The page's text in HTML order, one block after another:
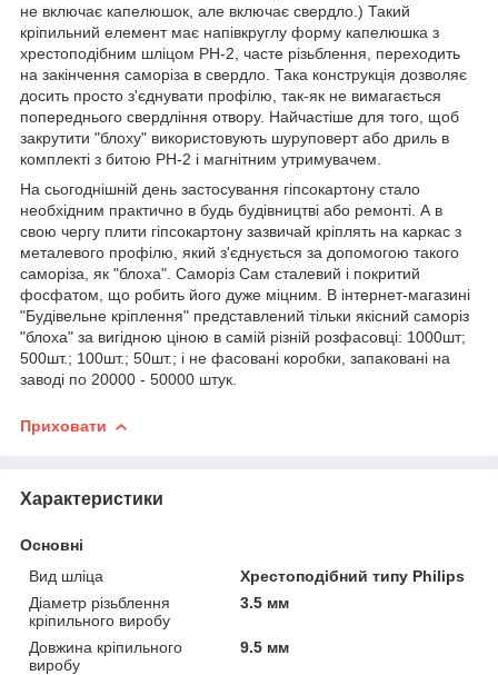
не включає капелюшок, але включає свердло.) Такий
кріпильний елемент має напівкруглу форму капелюшка з
хрестоподібним шліцом РН-2, часте різьблення, переходить
на закінчення саморіза в свердло. Така конструкція дозволяє
досить просто з'єднувати профілю, так-як не вимагається
попереднього свердління отвору. Найчастіше для того, щоб
закрутити "блоху" використовують шуруповерт або дриль в
комплекті з битою РН-2 і магнітним утримувачем.
На сьогоднішній день застосування гіпсокартону стало
необхідним практично в будь будівництві або ремонті. А в
свою чергу плити гіпсокартону зазвичай кріплять на каркас з
металевого профілю, який з'єднується за допомогою такого
саморіза, як "блоха". Саморіз Сам сталевий і покритий
фосфатом, що робить його дуже міцним. В інтернет-магазині
"Будівельне кріплення" представлений тільки якісний саморіз
"блоха" за вигідною ціною в самій різній розфасовці: 1000шт;
500шт.; 100шт.; 50шт.; і не фасовані коробки, запаковані на
заводі по 20000 - 50000 штук.
Приховати
Характеристики
Основні
Вид шліца
Хрестоподібний типу Philips
Діаметр різьблення
кріпильного виробу
3.5 мм
Довжина кріпильного
виробу
9.5 мм